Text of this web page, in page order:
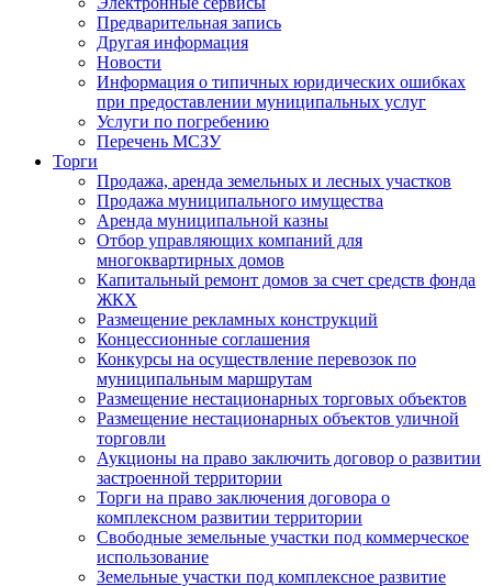
Предварительная запись
Другая информация
Новости
Информация о типичных юридических ошибках
при предоставлении муниципальных услуг
Услуги по погребению
Перечень МСЗУ
Торги
Продажа, аренда земельных и лесных участков
Продажа муниципального имущества
Аренда муниципальной казны
Отбор управляющих компаний для
многоквартирных домов
Капитальный ремонт домов за счет средств фонда
ЖКХ
Размещение рекламных конструкций
Концессионные соглашения
Конкурсы на осуществление перевозок по
муниципальным маршрутам
Размещение нестационарных торговых объектов
Размещение нестационарных объектов уличной
торговли
Аукционы на право заключить договор о развитии
застроенной территории
Торги на право заключения договора о
комплексном развитии территории
Свободные земельные участки под коммерческое
использование
Земельные участки под комплексное развитие